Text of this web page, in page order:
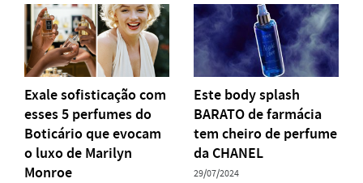
Exale sofisticação com
esses 5 perfumes do
Boticário que evocam
o luxo de Marilyn
Monroe
Este body splash
BARATO de farmácia
tem cheiro de perfume
da CHANEL
29/07/2024